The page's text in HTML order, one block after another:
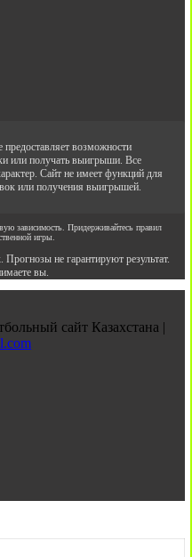
возможности
или получать выигрыши. Все
Сайт не имеет функций для
или получения выигрышей.
зависимость. Придерживайтесь правил
игры.
не гарантируют результат.
вы.
сайт Казахстана |